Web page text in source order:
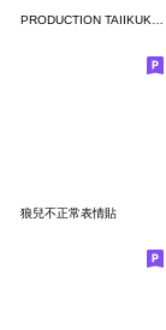
狼兒不正常表情貼